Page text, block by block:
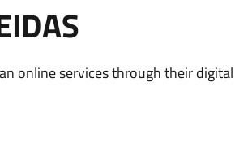
online services through their digital